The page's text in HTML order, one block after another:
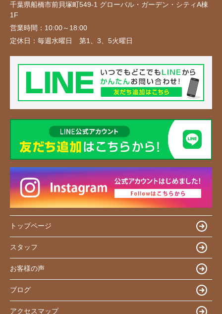
千葉県船橋市前貝塚町549-1 グローバル・ガーデン・シティA棟
1F
営業時間： 10:00～18:00
定休日： 毎週水曜日 第1、3、5火曜日
トップページ
スタッフ
お客様の声
ブログ
アクセスマップ